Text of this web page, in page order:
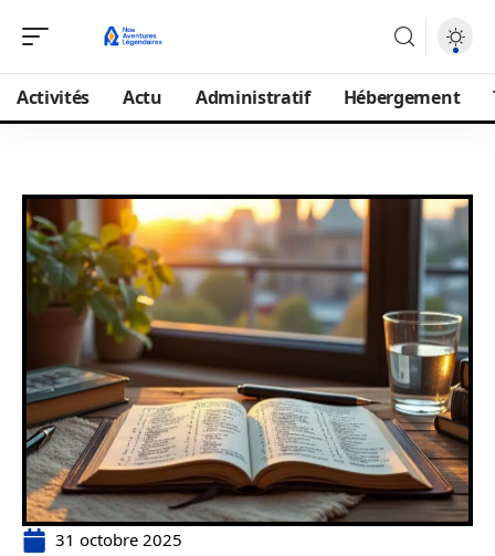
Activités Actu Administratif Hébergement
31 octobre 2025